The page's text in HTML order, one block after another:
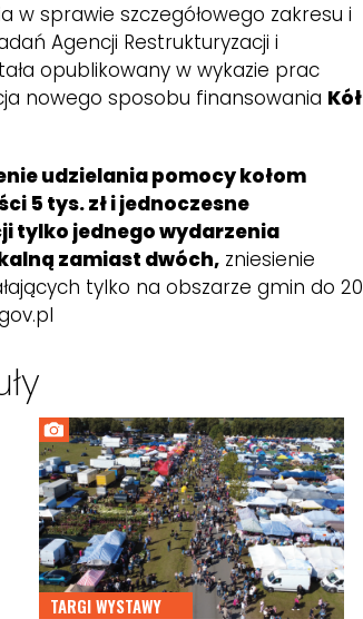
w sprawie szczegółowego zakresu i
Agencji Restrukturyzacji i
opublikowany w wykazie prac
nowego sposobu finansowania Kół
udzielania pomocy kołom
5 tys. zł i jednoczesne
tylko jednego wydarzenia
zamiast dwóch, zniesienie
tylko na obszarze gmin do 20
TARGI WYSTAWY